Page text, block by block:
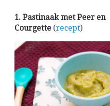
1. Pastinaak met Peer en
Courgette (recept)